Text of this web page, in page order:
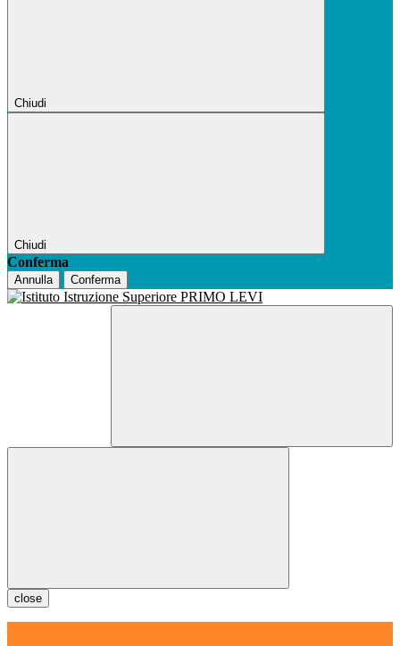
Chiudi
Chiudi
Conferma
Annulla Conferma
close